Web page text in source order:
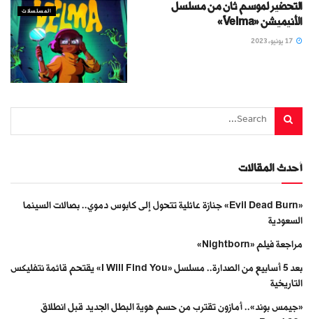
المسلسلات
التحضير لموسم ثانٍ من مسلسل
الأنيميشن «Velma»
أحدث المقالات
«Evil Dead Burn» جنازة عائلية تتحول إلى كابوس دموي.. بصالات السينما
السعودية
مراجعة فيلم «Nightborn»
بعد 5 أسابيع من الصدارة.. مسلسل «I Will Find You» يقتحم قائمة نتفليكس
التاريخية
«جيمس بوند».. أمازون تقترب من حسم هوية البطل الجديد قبل انطلاق